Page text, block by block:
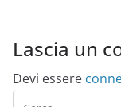
Lascia un
Devi essere